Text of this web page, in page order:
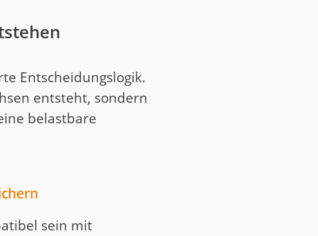
Entscheidungslogik.
entsteht, sondern
belastbare
sein mit